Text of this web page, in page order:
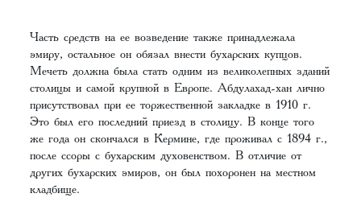
Часть средств на ее возведение также принадлежала
эмиру, остальное он обязал внести бухарских купцов.
Мечеть должна была стать одним из великолепных зданий
столицы и самой крупной в Европе. Абдулахад-хан лично
присутствовал при ее торжественной закладке в 1910 г.
Это был его последний приезд в столицу. В конце того
же года он скончался в Кермине, где проживал с 1894 г.,
после ссоры с бухарским духовенством. В отличие от
других бухарских эмиров, он был похоронен на местном
кладбище.